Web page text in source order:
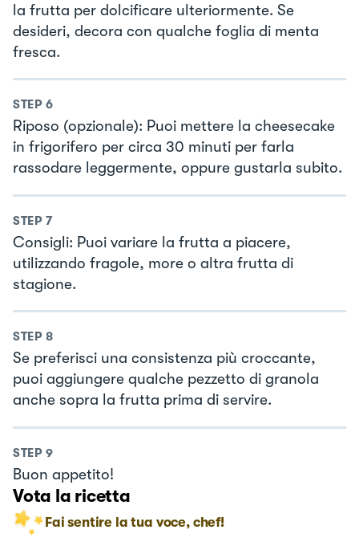
la frutta per dolcificare ulteriormente. Se
desideri, decora con qualche foglia di menta
fresca.
STEP 6
Riposo (opzionale): Puoi mettere la cheesecake
in frigorifero per circa 30 minuti per farla
rassodare leggermente, oppure gustarla subito.
STEP 7
Consigli: Puoi variare la frutta a piacere,
utilizzando fragole, more o altra frutta di
stagione.
STEP 8
Se preferisci una consistenza più croccante,
puoi aggiungere qualche pezzetto di granola
anche sopra la frutta prima di servire.
STEP 9
Buon appetito!
Vota la ricetta
Fai sentire la tua voce, chef!